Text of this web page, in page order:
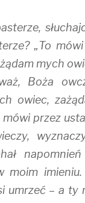
„To
mych
Boża
owiec,
przez
moim
umrzeć – a ty